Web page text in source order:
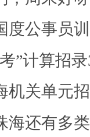
度公事员
”计算招
机关单元
海还有多类